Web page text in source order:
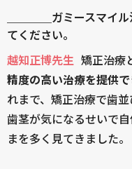
＿＿＿＿ガミースマイ
てください。
越知正博先生 矯正治療
精度の高い治療を提供で
れまで、矯正治療で歯並
歯茎が気になるせいで
まを多く見てきました。